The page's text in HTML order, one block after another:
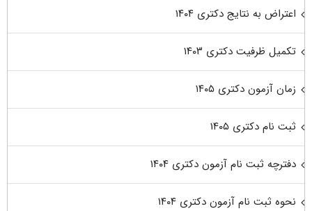
اعتراض به نتایج دکتری ۱۴۰۴
تکمیل ظرفیت دکتری ۱۴۰۳
زمان آزمون دکتری ۱۴۰۵
ثبت نام دکتری ۱۴۰۵
دفترچه ثبت نام آزمون دکتری ۱۴۰۴
نحوه ثبت نام آزمون دکتری ۱۴۰۴